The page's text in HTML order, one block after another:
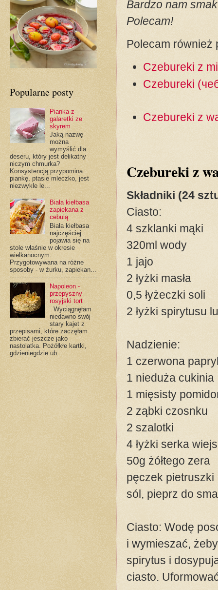
Bardzo nam
Polecam!
Polecam
Czebureki z
Czebureki
Czebureki z
Czebureki z
Składniki (24
Ciasto:
4 szklanki mąki
320ml wody
1 jajo
2 łyżki masła
0,5 łyżeczki soli
2 łyżki spirytusu
Nadzienie:
1 czerwona
1 nieduża cukinia
1 mięsisty
2 ząbki czosnku
2 szalotki
4 łyżki serka
50g żółtego zera
pęczek pietruszki
sól, pieprz do
Ciasto: Wodę
i wymieszać,
spirytus i
ciasto.
Popularne posty
Pianka z
galaretki ze
skyrem
Jaką nazwę
można
wymyślić dla
deseru, który jest delikatny
niczym chmurka?
Konsystencją przypomina
piankę, ptasie mleczko, jest
niezwykle le...
Biała kiełbasa
zapiekana z
cebulą
Biała kiełbasa
najczęściej
pojawia się na
stole właśnie w okresie
wielkanocnym.
Przygotowywana na różne
sposoby - w żurku, zapiekan...
Napoleon -
przepyszny
rosyjski tort
Wyciągnęłam
niedawno swój
stary kajet z
przepisami, które zaczęłam
zbierać jeszcze jako
nastolatka. Pożółkłe kartki,
gdzieniegdzie ub...